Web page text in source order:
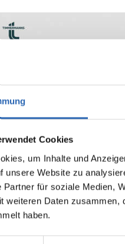
Cookies
um Inhalte und
unsere Website zu
Partner für soziale Medien,
weiteren Daten
haben.
Benzin
Kraftstoff
0km
Laufleistung
Euro 6
5 Sitze